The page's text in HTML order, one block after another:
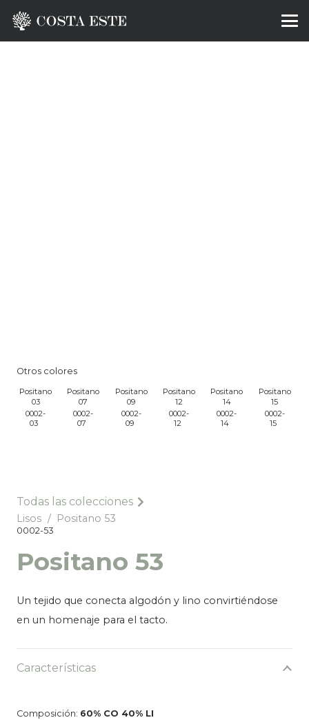
Otros colores
Positano
03
0002-
03
Positano
07
0002-
07
Positano
09
0002-
09
Positano
12
0002-
12
Positano
14
0002-
14
Positano
15
0002-
15
Todas las colecciones
Lisos / Positano 53
0002-53
Positano 53
Un tejido que conecta algodón y lino convirtiéndose
en un homenaje para el tacto.
Características
Composición: 60% CO 40% LI